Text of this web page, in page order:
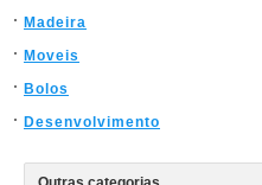
Madeira
Moveis
Bolos
Desenvolvimento